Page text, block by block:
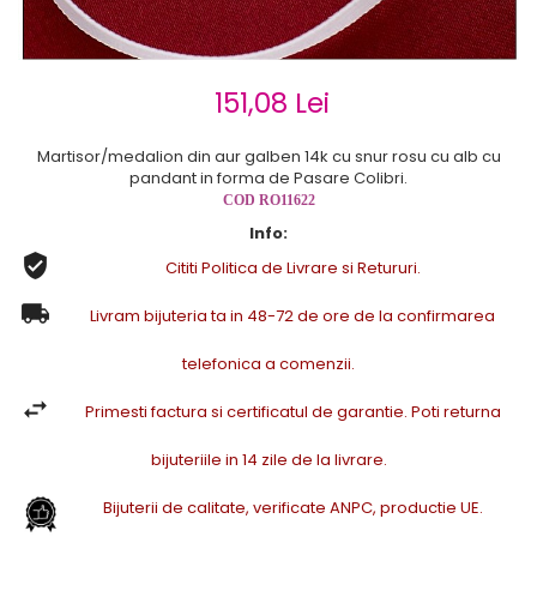
Cercei de aur lungi cu lant
Cercei din aur tortite
151,08 Lei
Martisor/medalion din aur galben 14k cu snur rosu cu alb cu
pandant in forma de Pasare Colibri.
COD RO11622
Info:
Cititi Politica de Livrare si Retururi.
Livram bijuteria ta in 48-72 de ore de la confirmarea
telefonica a comenzii.
Primesti factura si certificatul de garantie. Poti returna
bijuteriile in 14 zile de la livrare.
Bijuterii de calitate, verificate ANPC, productie UE.